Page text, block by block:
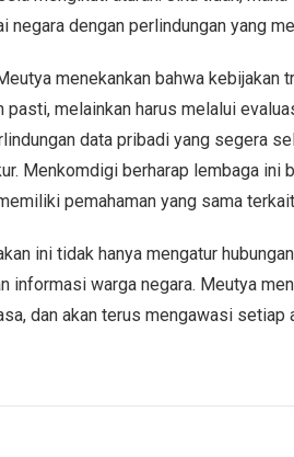
dengan perlindungan yang
menekankan bahwa
pasti, melainkan harus melalui
data pribadi yang segera
Menkomdigi berharap lembaga ini
pemahaman yang sama
ini tidak hanya mengatur
informasi warga negara. Meutya
dan akan terus mengawasi